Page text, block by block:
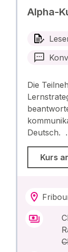
Alpha-
Die
Deutsch.
Kurs